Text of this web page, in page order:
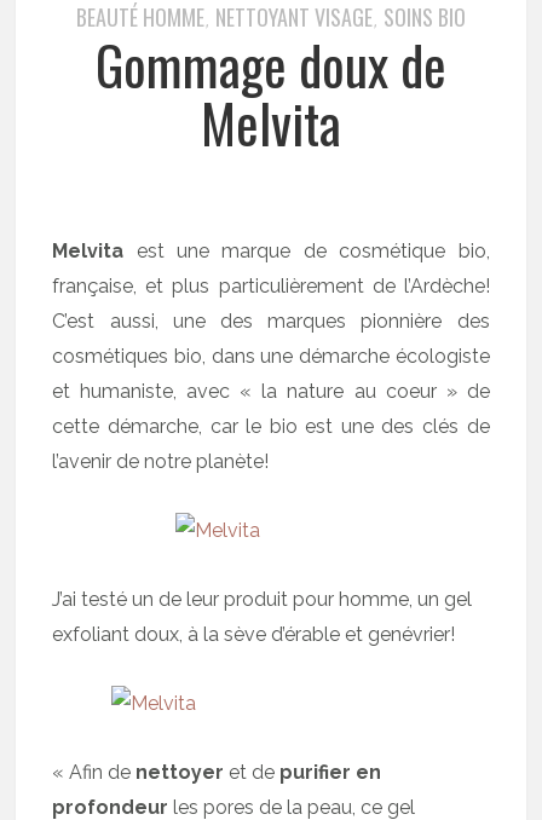
BEAUTÉ HOMME, NETTOYANT VISAGE, SOINS BIO
Gommage doux de
Melvita
Melvita est une marque de cosmétique bio,
française, et plus particulièrement de l’Ardèche!
C’est aussi, une des marques pionnière des
cosmétiques bio, dans une démarche écologiste
et humaniste, avec « la nature au coeur » de
cette démarche, car le bio est une des clés de
l’avenir de notre planète!
J’ai testé un de leur produit pour homme, un gel
exfoliant doux, à la sève d’érable et genévrier!
« Afin de nettoyer et de purifier en
profondeur les pores de la peau, ce gel